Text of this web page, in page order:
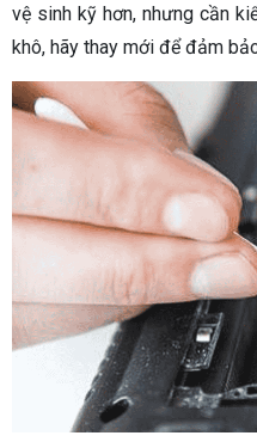
vệ sinh kỹ hơn, nhưng cần
khô, hãy thay mới để đảm